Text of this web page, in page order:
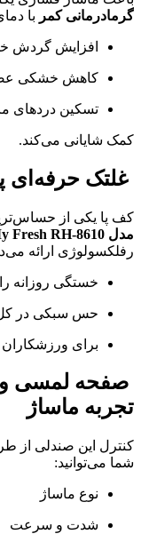
گرما‌درمانی کمر با
افزایش گردش
کاهش خشکی
تسکین دردهای
کمک شایانی می‌کند.
غلتک حرفه‌ای
کف پا یکی از
مدل My Fresh RH-8610
رفلکسولوژی ارائه
خستگی روزانه
حس سبکی در کل
برای
صفحه لمسی و
تجربه ماساژ
کنترل این صندلی از
شما می‌توانید:
نوع ماساژ
شدت و سرعت